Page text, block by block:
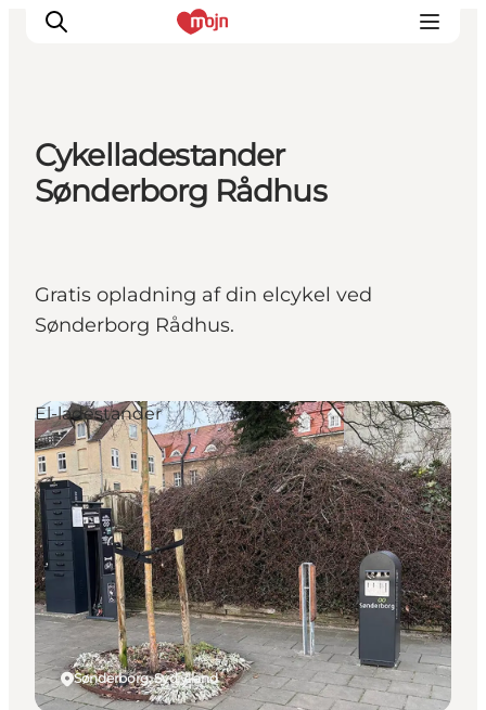
Oplevelser
Planlæg din ferie
Booking
Cykelladestander
Sønderborg Rådhus
Gratis opladning af din elcykel ved
Sønderborg Rådhus.
Sønderborg, Sydjylland
El-ladestander